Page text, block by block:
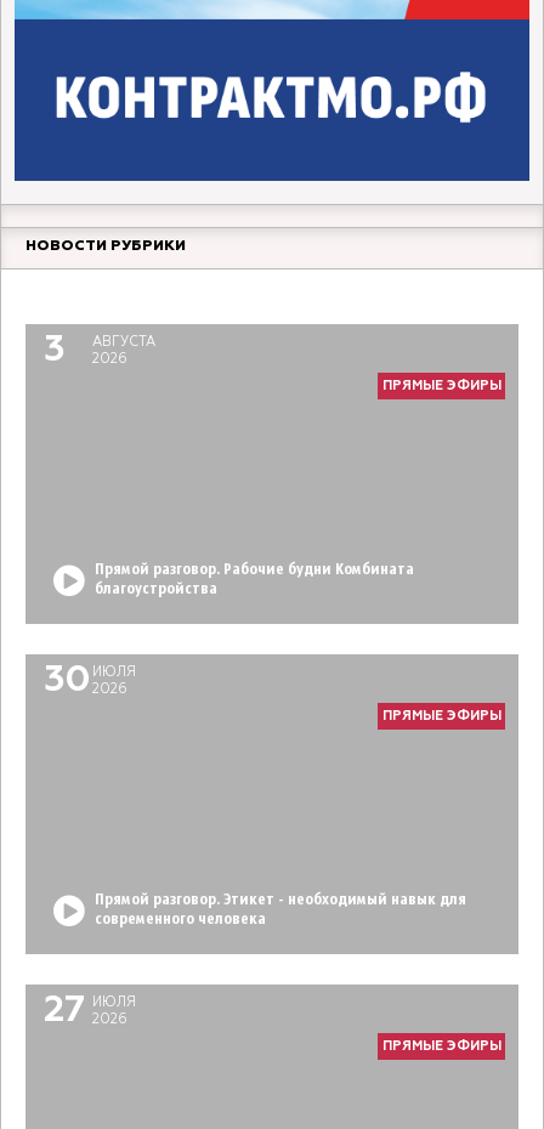
НОВОСТИ РУБРИКИ
6
Прямой разговор. Молодой педагог
3
АВГУСТА
2026
ПРЯМЫЕ ЭФИРЫ
Прямой разговор. Рабочие будни Комбината
благоустройства
30 ИЮЛЯ
2026
ПРЯМЫЕ ЭФИРЫ
Прямой разговор. Этикет - необходимый навык для
современного человека
27
ИЮЛЯ
2026
ПРЯМЫЕ ЭФИРЫ